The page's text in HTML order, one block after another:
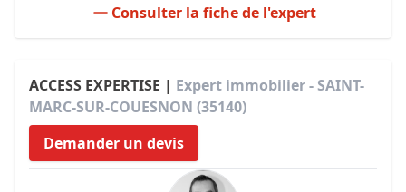
Consulter la fiche de l'expert
ACCESS EXPERTISE | Expert immobilier - SAINT-
MARC-SUR-COUESNON (35140)
Demander un devis